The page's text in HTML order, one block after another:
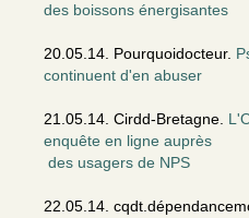
des boissons énergisantes
20.05.14. Pourquoidocteur.
continuent d'en abuser
21.05.14. Cirdd-Bretagne.
enquête en ligne auprès
des usagers de NPS
22.05.14.